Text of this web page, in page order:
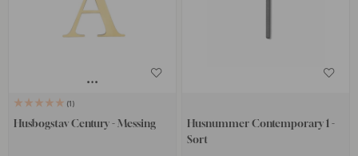
1
Husbogstav Century - Messing
Husnummer Contemporary 1 -
Sort